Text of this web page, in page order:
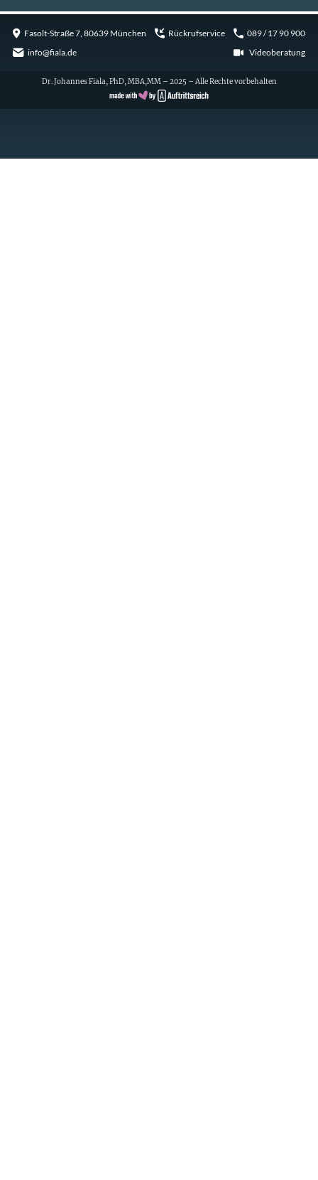
Fasolt-Straße 7, 80639 München Rückrufservice
089 / 17 90 900
info@fiala.de
Videoberatung
Dr. Johannes Fiala, PhD, MBA,MM – 2025 – Alle Rechte vorbehalten